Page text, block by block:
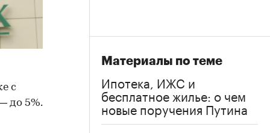
с
до 5%.
Материалы по теме
Ипотека, ИЖС и
бесплатное жилье: о чем
новые поручения Путина